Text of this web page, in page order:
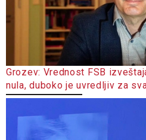
Grozev: Vrednost FSB
nula, duboko je uvredljiv za